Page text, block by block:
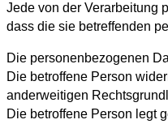
Jede von der Verarbeitung
dass die sie betreffenden
Die personenbezogenen
Die betroffene Person
anderweitigen
Die betroffene Person legt